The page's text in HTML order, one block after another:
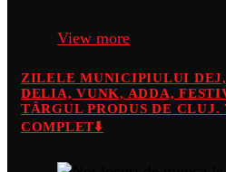
View more
ZILELE MUNICIPIULUI
DELIA, VUNK, ADDA,
TÂRGUL PRODUS DE
COMPLET⬇️